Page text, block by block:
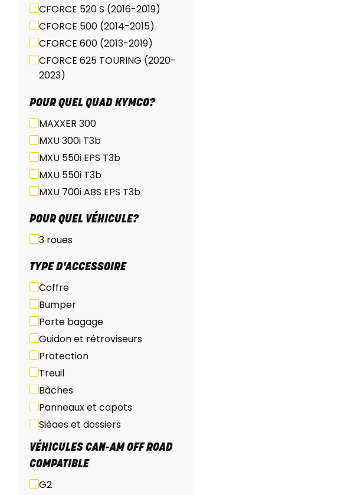
CFORCE 520 S (2016-2019)
CFORCE 500 (2014-2015)
CFORCE 600 (2013-2019)
CFORCE 625 TOURING (2020-
2023)
2023)
CFORCE 850/1000 (2024-
2025)
POUR QUEL QUAD KYMCO?
MAXXER 300
MXU 300i T3b
MXU 550i EPS T3b
MXU 550i T3b
MXU 700i ABS EPS T3b
POUR QUEL VÉHICULE?
3 roues
TYPE D'ACCESSOIRE
Coffre
Bumper
Porte bagage
Guidon et rétroviseurs
Protection
Treuil
Bâches
Panneaux et capots
Sièges et dossiers
Pare-brise et protection du
vent
Eclairage et accessoires
VÉHICULES CAN-AM OFF ROAD
COMPATIBLE
G2